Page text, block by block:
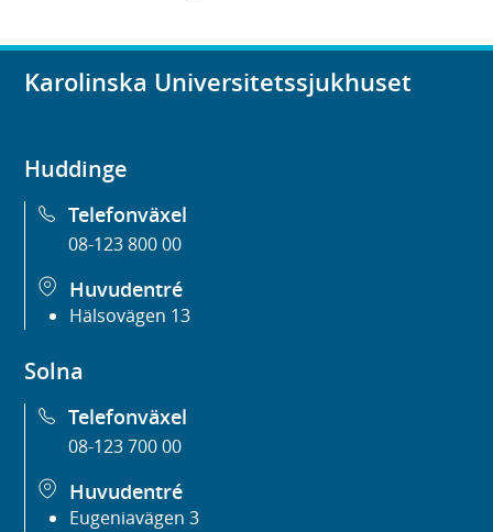
Karolinska Universitetssjukhuset
Huddinge
Telefonväxel
08-123 800 00
Huvudentré
Hälsovägen 13
Solna
Telefonväxel
08-123 700 00
Huvudentré
Eugeniavägen 3